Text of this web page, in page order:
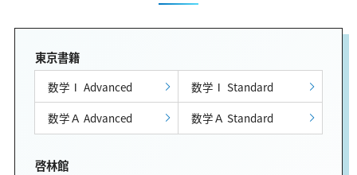
東京書籍
数学Ⅰ Advanced
数学Ⅰ Standard
数学Ａ Advanced
数学Ａ Standard
啓林館